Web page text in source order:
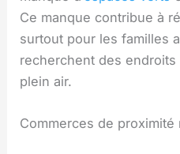
Ce manque contribue à
surtout pour les familles
recherchent des
plein air.
Commerces de proximité